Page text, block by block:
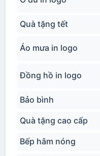
Quà tặng tết
Áo mưa in logo
Đồng hồ in logo
Bảo bình
Quà tặng cao cấp
Bếp hâm nóng